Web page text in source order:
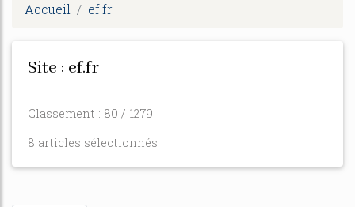
Accueil ef.fr
Site : ef.fr
Classement : 80 / 1279
8 articles sélectionnés